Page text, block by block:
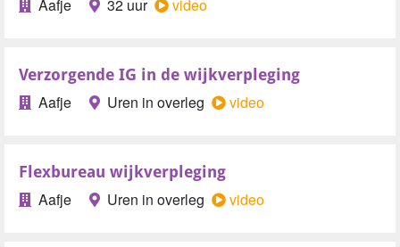
Aafje 32 uur video
Verzorgende IG in de wijkverpleging
Aafje Uren in overleg video
Flexbureau wijkverpleging
Aafje Uren in overleg video